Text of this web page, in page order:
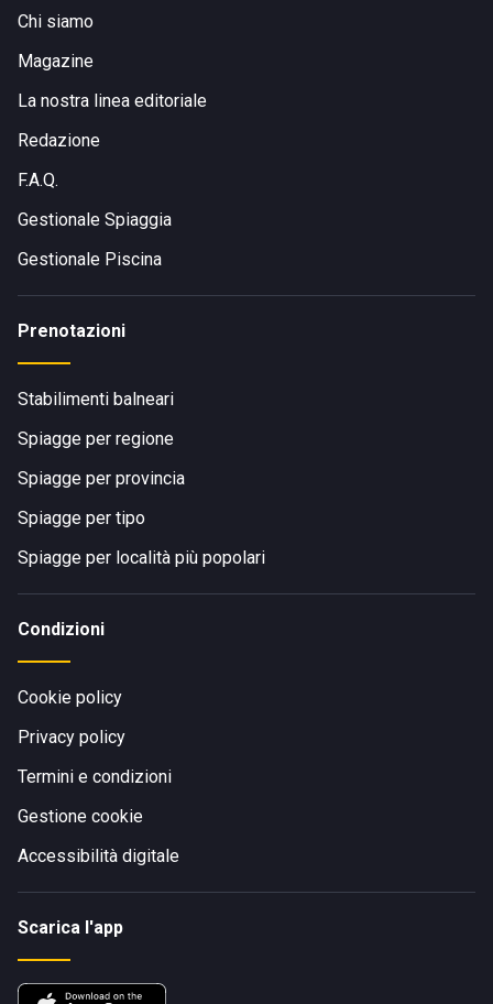
Chi siamo
Magazine
La nostra linea editoriale
Redazione
F.A.Q.
Gestionale Spiaggia
Gestionale Piscina
Prenotazioni
Stabilimenti balneari
Spiagge per regione
Spiagge per provincia
Spiagge per tipo
Spiagge per località più popolari
Condizioni
Cookie policy
Privacy policy
Termini e condizioni
Gestione cookie
Accessibilità digitale
Scarica l'app